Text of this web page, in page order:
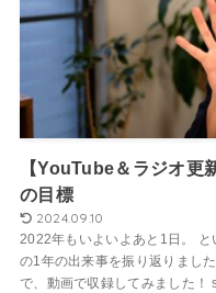
【YouTube＆ラジオ更
の目標
2024.09.10
2022年もいよいよあと1日。 と
の1年の出来事を振り返りまし
で、動画で収録してみました！